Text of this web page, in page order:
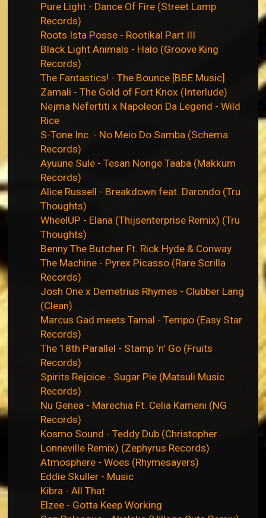
Pure Light - Dance Of Fire (Street Lamp
Records)
Roots Ista Posse - Rootikal Part III
Black Light Animals - Halo (Groove King
Records)
The Fantastics! - The Bounce [BBE Music]
Zamali - The Gold of Fort Knox (Interlude)
Nejma Nefertiti x Napoleon Da Legend - Wild
Rice
S-Tone Inc. - No Meio Do Samba (Schema
Records)
Ayuune Sule - Tesan Nonge Taaba (Makkum
Records)
Alice Russell - Breakdown feat. Darondo (Tru
Thoughts)
WheelUP - Elana (Thijsenterprise Remix) (Tru
Thoughts)
Benny The Butcher Ft. Rick Hyde & Conway
The Machine - Pyrex Picasso (Rare Scrilla
Records)
Josh One x Demetrius Rhymes - Clubber Lang
(Clean)
Marcus Gad meets Tamal - Tempo (Easy Star
Records)
The 18th Parallel - Stamp 'n' Go (Fruits
Records)
Spirits Rejoice - Sugar Pie (Matsuli Music
Records)
Nu Genea - Marechia Ft. Celia Kameni (NG
Records)
Kosmo Sound - Teddy Dub (Christopher
Lonneville Remix) (Zephyrus Records)
Atmosphere - Woes (Rhymesayers)
Eddie Skuller - Music
Kibra - All That
Elzee - Gotta Keep Working